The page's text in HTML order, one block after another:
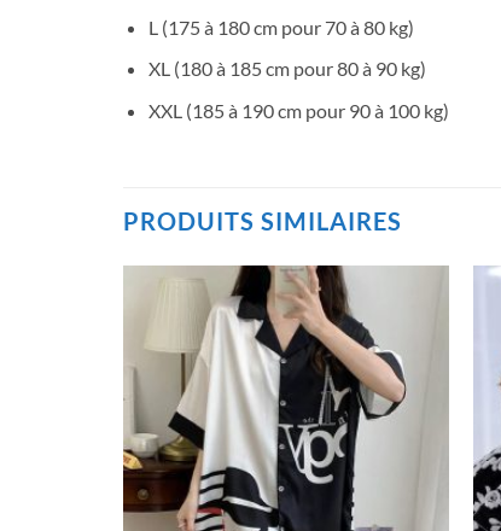
L (175 à 180 cm pour 70 à 80 kg)
XL (180 à 185 cm pour 80 à 90 kg)
XXL (185 à 190 cm pour 90 à 100 kg)
PRODUITS SIMILAIRES